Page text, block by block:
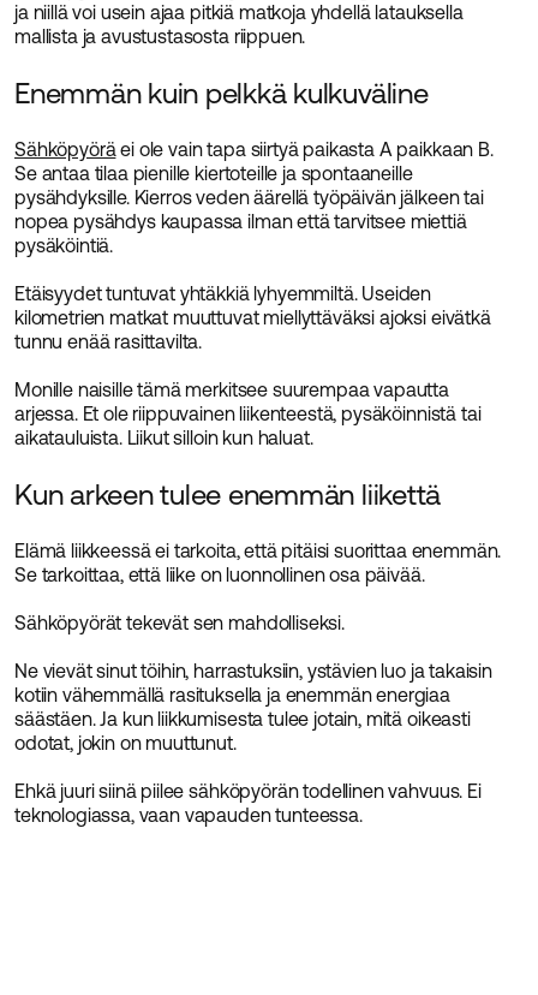
ja niillä voi usein ajaa pitkiä matkoja yhdellä latauksella
mallista ja avustustasosta riippuen.
Enemmän kuin pelkkä kulkuväline
Sähköpyörä ei ole vain tapa siirtyä paikasta A paikkaan B.
Se antaa tilaa pienille kiertoteille ja spontaaneille
pysähdyksille. Kierros veden äärellä työpäivän jälkeen tai
nopea pysähdys kaupassa ilman että tarvitsee miettiä
pysäköintiä.
Etäisyydet tuntuvat yhtäkkiä lyhyemmiltä. Useiden
kilometrien matkat muuttuvat miellyttäväksi ajoksi eivätkä
tunnu enää rasittavilta.
Monille naisille tämä merkitsee suurempaa vapautta
arjessa. Et ole riippuvainen liikenteestä, pysäköinnistä tai
aikatauluista. Liikut silloin kun haluat.
Kun arkeen tulee enemmän liikettä
Elämä liikkeessä ei tarkoita, että pitäisi suorittaa enemmän.
Se tarkoittaa, että liike on luonnollinen osa päivää.
Sähköpyörät tekevät sen mahdolliseksi.
Ne vievät sinut töihin, harrastuksiin, ystävien luo ja takaisin
kotiin vähemmällä rasituksella ja enemmän energiaa
säästäen. Ja kun liikkumisesta tulee jotain, mitä oikeasti
odotat, jokin on muuttunut.
Ehkä juuri siinä piilee sähköpyörän todellinen vahvuus. Ei
teknologiassa, vaan vapauden tunteessa.